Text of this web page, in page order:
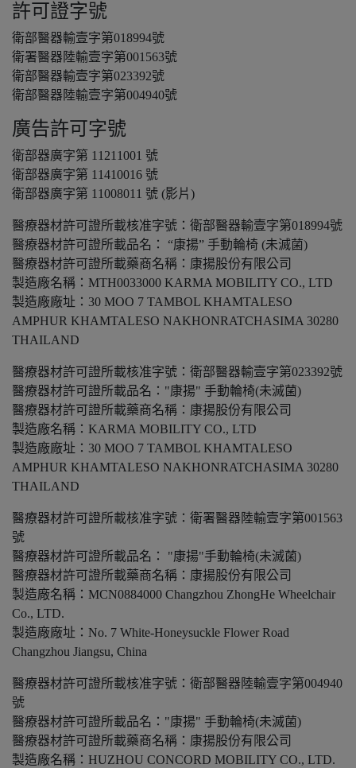
許可證字號
衛部醫器輸壹字第018994號
衛署醫器陸輸壹字第001563號
衛部醫器輸壹字第023392號
衛部醫器陸輸壹字第004940號
廣告許可字號
衛部器廣字第 11211001 號
衛部器廣字第 11410016 號
衛部器廣字第 11008011 號 (影片)
醫療器材許可證所載核准字號：衛部醫器輸壹字第018994號
醫療器材許可證所載品名： “康揚” 手動輪椅 (未滅菌)
醫療器材許可證所載藥商名稱：康揚股份有限公司
製造廠名稱：MTH0033000 KARMA MOBILITY CO., LTD
製造廠廠址：30 MOO 7 TAMBOL KHAMTALESO
AMPHUR KHAMTALESO NAKHONRATCHASIMA 30280
THAILAND
醫療器材許可證所載核准字號：衛部醫器輸壹字第023392號
醫療器材許可證所載品名："康揚" 手動輪椅(未滅菌)
醫療器材許可證所載藥商名稱：康揚股份有限公司
製造廠名稱：KARMA MOBILITY CO., LTD
製造廠廠址：30 MOO 7 TAMBOL KHAMTALESO
AMPHUR KHAMTALESO NAKHONRATCHASIMA 30280
THAILAND
醫療器材許可證所載核准字號：衛署醫器陸輸壹字第001563
號
醫療器材許可證所載品名： "康揚"手動輪椅(未滅菌)
醫療器材許可證所載藥商名稱：康揚股份有限公司
製造廠名稱：MCN0884000 Changzhou ZhongHe Wheelchair
Co., LTD.
製造廠廠址：No. 7 White-Honeysuckle Flower Road
Changzhou Jiangsu, China
醫療器材許可證所載核准字號：衛部醫器陸輸壹字第004940
號
醫療器材許可證所載品名："康揚" 手動輪椅(未滅菌)
醫療器材許可證所載藥商名稱：康揚股份有限公司
製造廠名稱：HUZHOU CONCORD MOBILITY CO., LTD.